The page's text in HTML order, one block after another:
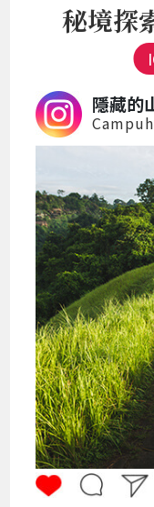
秘境探
隱藏的